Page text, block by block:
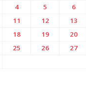
4 5 6
11 12 13
18 19 20
25 26 27